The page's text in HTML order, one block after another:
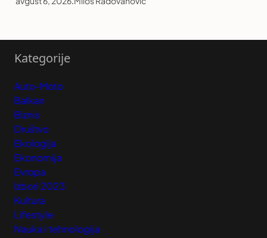
Kategorije
Auto-Moto
Balkan
Biznis
Društvo
Ekologija
Ekonomija
Evropa
Izbori 2023
Kultura
Lifestyle
Nauka i tehnologija